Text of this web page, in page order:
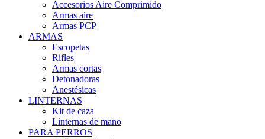
Accesorios Aire Comprimido
Armas aire
Armas PCP
ARMAS
Escopetas
Rifles
Armas cortas
Detonadoras
Anestésicas
LINTERNAS
Kit de caza
Linternas de mano
PARA PERROS